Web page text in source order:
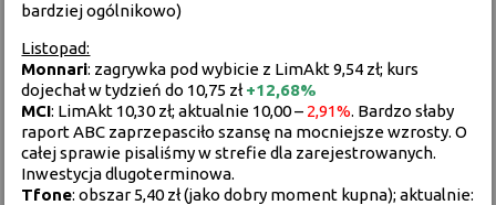
bardziej ogólnikowo)
Listopad:
Monnari: zagrywka pod wybicie z LimAkt 9,54 zł; kurs
dojechał w tydzień do 10,75 zł+12,68%
MCI: LimAkt 10,30 zł; aktualnie 10,00 – 2,91%. Bardzo słaby
raport ABC zaprzepasciło szansę na mocniejsze wzrosty. O
całej sprawie pisaliśmy w strefie dla zarejestrowanych.
Inwestycja dlugoterminowa.
Tfone: obszar 5,40 zł (jako dobry moment kupna); aktualnie: